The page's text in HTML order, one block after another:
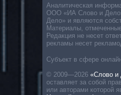
Субъект в сфере
© 2009—2026 «Слово и
оставляет за собой
или авторами которой
Аналитическая
ООО «ИА Слово и
Дело» и являются
Материалы,
Редакция не несет
рекламы несет